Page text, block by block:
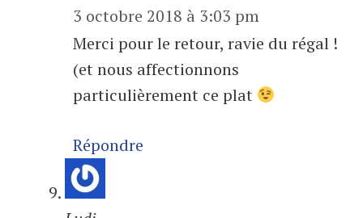
3 octobre 2018 à 3:03 pm
Merci pour le retour, ravie du régal !
(et nous affectionnons
particulièrement ce plat
Répondre